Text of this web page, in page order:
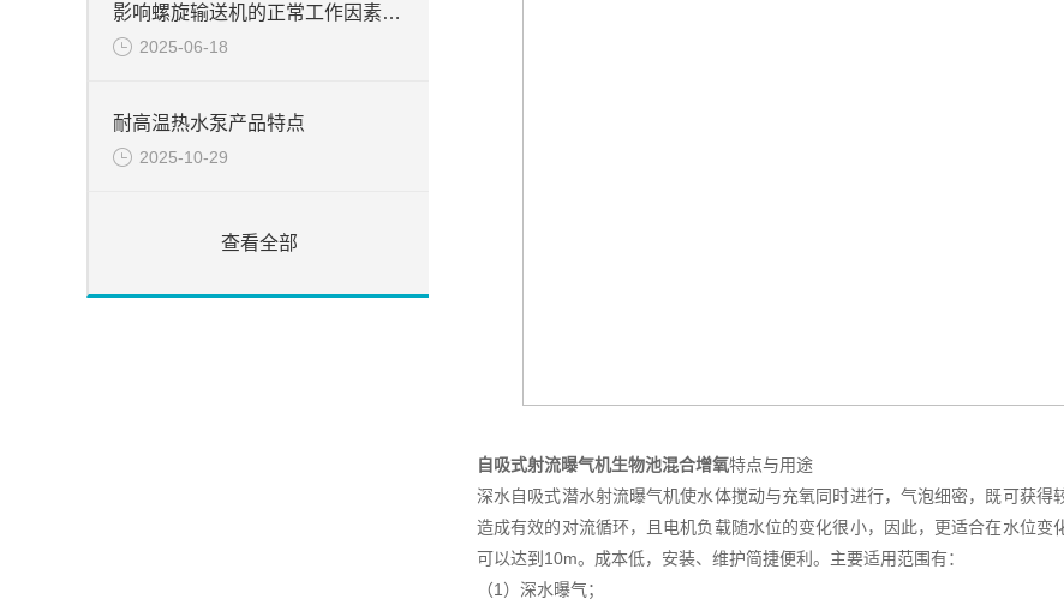
影响螺旋输送机的正常工作因素分析
2025-06-18
耐高温热水泵产品特点
2025-10-29
查看全部
自吸式射流曝气机生物池混合增氧特点与用途
深水自吸式潜水射流曝气机使水体搅动与充氧同时进行，气泡细密，既可获得
造成有效的对流循环，且电机负载随水位的变化很小，因此，更适合在水位
可以达到10m。成本低，安装、维护简捷便利。主要适用范围有：
（1）深水曝气；